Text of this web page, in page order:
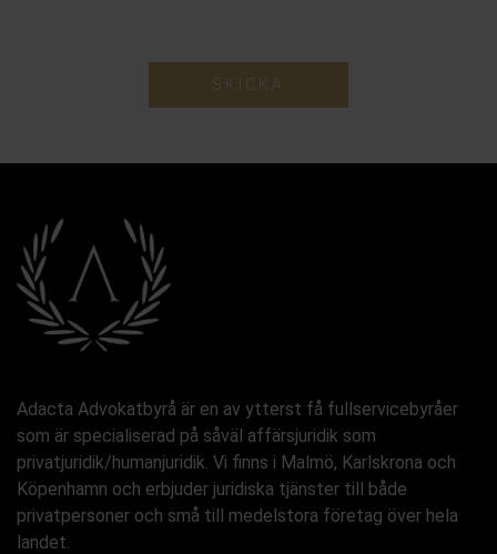
SKICKA
Adacta Advokatbyrå är en av ytterst få fullservicebyråer
som är specialiserad på såväl affärsjuridik som
privatjuridik/humanjuridik. Vi finns i Malmö, Karlskrona och
Köpenhamn och erbjuder juridiska tjänster till både
privatpersoner och små till medelstora företag över hela
landet.